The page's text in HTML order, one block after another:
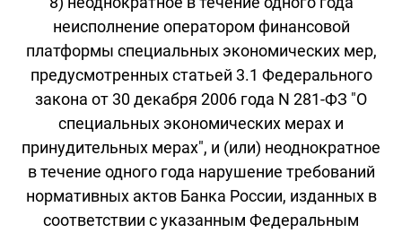
неисполнение оператором финансовой
платформы специальных экономических мер,
предусмотренных статьей 3.1 Федерального
закона от 30 декабря 2006 года N 281-ФЗ "О
специальных экономических мерах и
принудительных мерах", и (или) неоднократное
в течение одного года нарушение требований
нормативных актов Банка России, изданных в
соответствии с указанным Федеральным